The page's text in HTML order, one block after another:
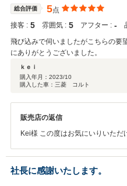
のことがございましたら、いつ
も末永くよろしくお願いいたしま
総合評価 5点
接客 : 5 雰囲気 : 5 アフター : ‐
飛び込みで伺いましたがこちらの要
にありがとうございました。
ｋｅｉ
購入年月： 2023/10
購入した車：三菱 コルト
販売店の返信
Kei様 この度はお気にいりいただける一台をお探しいただきありがと
をさせて頂きたいと思います。
お乗りいただける方にお選びい
でいることでしょう。 大切にご
社長に感謝いたします。